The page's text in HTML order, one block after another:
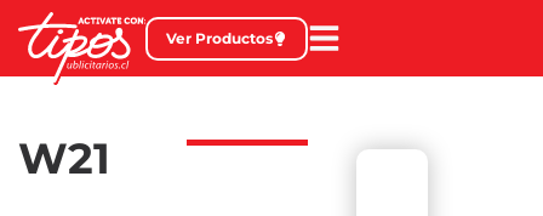
Ver Productos
W21